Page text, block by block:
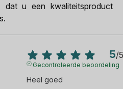
dat u een kwaliteitsproduct
5/5
Gecontroleerde beoordeling
Heel goed